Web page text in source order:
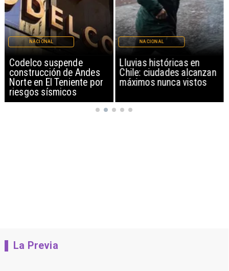
Codelco suspende
construcción de Andes
Norte en El Teniente por
riesgos sísmicos
NACIONAL
Lluvias históricas en
Chile: ciudades alcanzan
máximos nunca vistos
NACIONAL
La Previa